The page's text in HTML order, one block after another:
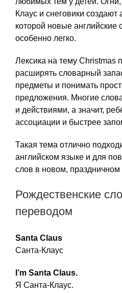
Клаус и снеговики
которой новые английские
особенно легко.
Лексика на тему Christmas
расширять словарный
предметы и понимать
предложения. Многие
и действиями, а значит,
ассоциации и быстрее
Такая тема отлично
английском языке и для
слов в новом, праздничном
Рождественские
переводом
Santa Claus
Санта-Клаус
I’m Santa Claus.
Я Санта-Клаус.